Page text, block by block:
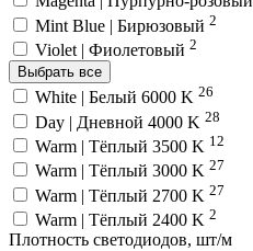
Mint Blue | Бирюзовый 2
Violet | Фиолетовый 2
Выбрать все
White | Белый 6000 K 26
Day | Дневной 4000 K 28
Warm | Тёплый 3500 K 12
Warm | Тёплый 3000 K 27
Warm | Тёплый 2700 K 27
Warm | Тёплый 2400 K 2
Плотность светодиодов, шт/м